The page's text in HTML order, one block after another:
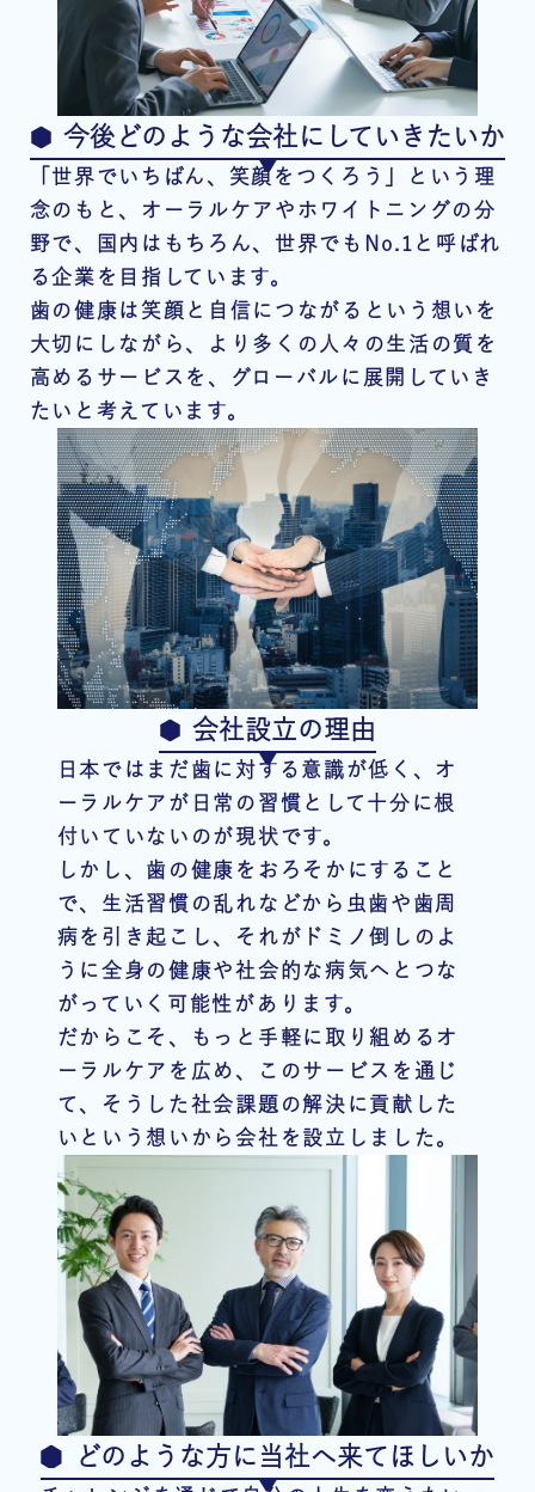
今後どのような会社にしていきたいか
「世界でいちばん、笑顔をつくろう」という理
念のもと、オーラルケアやホワイトニングの分
野で、国内はもちろん、世界でもNo.1と呼ばれ
る企業を目指しています。
歯の健康は笑顔と自信につながるという想いを
大切にしながら、より多くの人々の生活の質を
高めるサービスを、グローバルに展開していき
たいと考えています。
会社設立の理由
日本ではまだ歯に対する意識が低く、オ
ーラルケアが日常の習慣として十分に根
付いていないのが現状です。
しかし、歯の健康をおろそかにすること
で、生活習慣の乱れなどから虫歯や歯周
病を引き起こし、それがドミノ倒しのよ
うに全身の健康や社会的な病気へとつな
がっていく可能性があります。
だからこそ、もっと手軽に取り組めるオ
ーラルケアを広め、このサービスを通じ
て、そうした社会課題の解決に貢献した
いという想いから会社を設立しました。
どのような方に当社へ来てほしいか